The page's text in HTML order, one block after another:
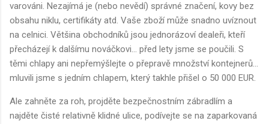
varováni. Nezajímá je (nebo nevědí) správné značení, kovy bez
obsahu niklu, certifikáty atd. Vaše zboží může snadno uvíznout
na celnici. Většina obchodníků jsou jednorázoví dealeři, kteří
přecházejí k dalšímu nováčkovi... před lety jsme se poučili. S
těmi chlapy ani nepřemýšlejte o přepravě množství kontejnerů...
mluvili jsme s jedním chlapem, který takhle přišel o 50 000 EUR.
Ale zahněte za roh, projděte bezpečnostním zábradlím a
najděte čisté relativně klidné ulice, podívejte se na zaparkovaná